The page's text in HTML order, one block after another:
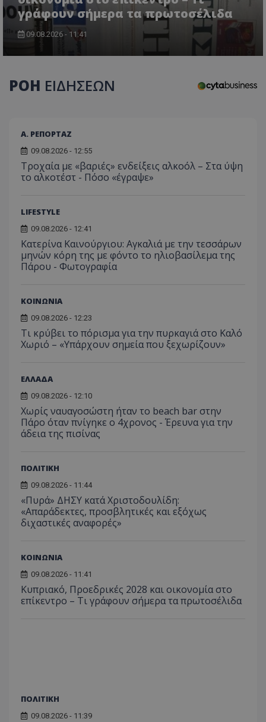
γράφουν σήμερα τα πρωτοσέλιδα
09.08.2026 - 11:41
ΡΟΗ ΕΙΔΗΣΕΩΝ
Α. ΡΕΠΟΡΤΑΖ
09.08.2026 - 12:55
Τροχαία με «βαριές» ενδείξεις αλκοόλ – Στα ύψη
το αλκοτέστ - Πόσο «έγραψε»
LIFESTYLE
09.08.2026 - 12:41
Κατερίνα Καινούργιου: Αγκαλιά με την τεσσάρων
μηνών κόρη της με φόντο το ηλιοβασίλεμα της
Πάρου - Φωτογραφία
ΚΟΙΝΩΝΙΑ
09.08.2026 - 12:23
Τι κρύβει το πόρισμα για την πυρκαγιά στο Καλό
Χωριό – «Υπάρχουν σημεία που ξεχωρίζουν»
ΕΛΛΑΔΑ
09.08.2026 - 12:10
Χωρίς ναυαγοσώστη ήταν το beach bar στην
Πάρο όταν πνίγηκε ο 4χρονος - Έρευνα για την
άδεια της πισίνας
ΠΟΛΙΤΙΚΗ
09.08.2026 - 11:44
«Πυρά» ΔΗΣΥ κατά Χριστοδουλίδη:
«Απαράδεκτες, προσβλητικές και εξόχως
διχαστικές αναφορές»
ΚΟΙΝΩΝΙΑ
09.08.2026 - 11:41
Κυπριακό, Προεδρικές 2028 και οικονομία στο
επίκεντρο – Τι γράφουν σήμερα τα πρωτοσέλιδα
ΠΟΛΙΤΙΚΗ
09.08.2026 - 11:39
για
έχουν